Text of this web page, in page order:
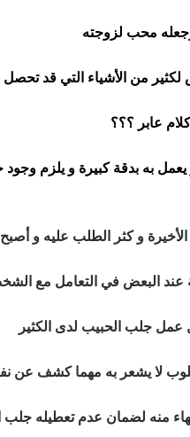
من الأشياء التي قد تحصل
عابر ؟؟؟
به بدقة كبيرة و يلزم وجود
و كثر الطلب عليه و
عند البعض في التعامل مع
عمل جلب الحبيب لدى الكثير
لا يشعر به مهما كشف عن
منه لضمان عدم تعطيله